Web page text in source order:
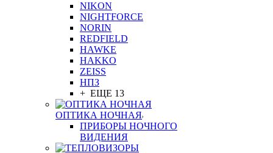
NIKON
NIGHTFORCE
NORIN
REDFIELD
HAWKE
HAKKO
ZEISS
НПЗ
+ ЕЩЕ 13
ОПТИКА НОЧНАЯ
ПРИБОРЫ НОЧНОГО
ВИДЕНИЯ